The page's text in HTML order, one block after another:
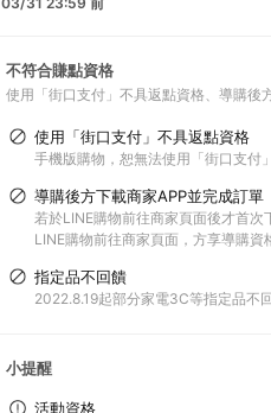
不符合賺點資格
使用「街口支付」不具返點資格 導購後
使用「街口支付」不具返點資格
手機版購物，恕無法使用「街口支付
導購後方下載商家APP並完成訂單
若於LINE購物前往商家頁面後才首
LINE購物前往商家頁面，方享導購資
指定品不回饋
2022.8.19起部分家電3C等指定品不
小提醒
活動資格